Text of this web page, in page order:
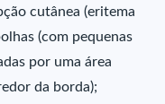
cutânea (eritema
(com pequenas
por uma área
da borda);